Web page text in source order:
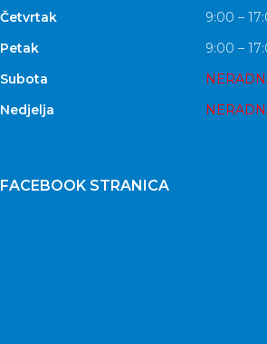
Četvrtak
9:00 –
Petak
9:00 –
Subota
Nedjelja
FACEBOOK STRANICA